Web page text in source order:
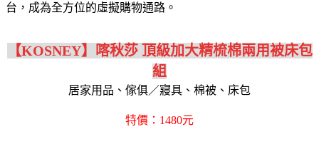
台，成為全方位的虛擬購物通路。
【KOSNEY】喀秋莎 頂級加大精梳棉兩用被床包
組
居家用品、傢俱／寢具、棉被、床包
特價：1480元